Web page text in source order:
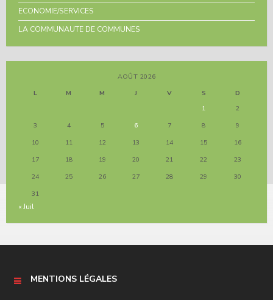
ECONOMIE/SERVICES
LA COMMUNAUTE DE COMMUNES
AOÛT 2026
L
M M J V S
D
1
2
3
4 5 6 7 8
9
10
11 12 13 14 15
16
17
18 19 20 21 22
23
24
25 26 27 28 29
30
31
« Juil
MENTIONS LÉGALES